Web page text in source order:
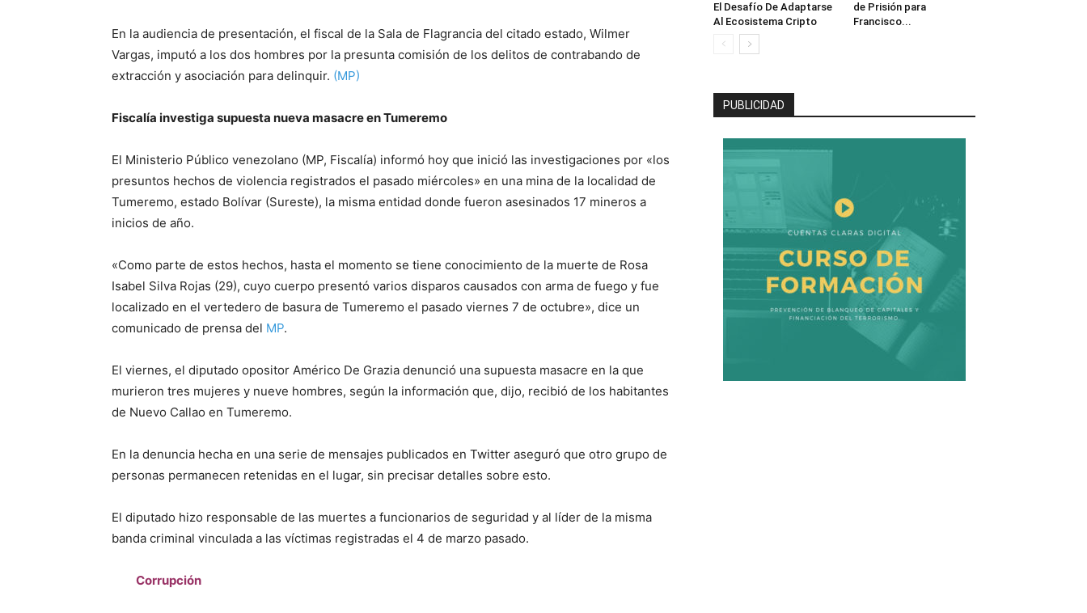
En la audiencia de presentación, el fiscal de la Sala de Flagrancia del citado estado, Wilmer
Vargas, imputó a los dos hombres por la presunta comisión de los delitos de contrabando de
extracción y asociación para delinquir. (MP)
Fiscalía investiga supuesta nueva masacre en Tumeremo
El Ministerio Público venezolano (MP, Fiscalía) informó hoy que inició las investigaciones por «los
presuntos hechos de violencia registrados el pasado miércoles» en una mina de la localidad de
Tumeremo, estado Bolívar (Sureste), la misma entidad donde fueron asesinados 17 mineros a
inicios de año.
«Como parte de estos hechos, hasta el momento se tiene conocimiento de la muerte de Rosa
Isabel Silva Rojas (29), cuyo cuerpo presentó varios disparos causados con arma de fuego y fue
localizado en el vertedero de basura de Tumeremo el pasado viernes 7 de octubre», dice un
comunicado de prensa del MP.
El viernes, el diputado opositor Américo De Grazia denunció una supuesta masacre en la que
murieron tres mujeres y nueve hombres, según la información que, dijo, recibió de los habitantes
de Nuevo Callao en Tumeremo.
En la denuncia hecha en una serie de mensajes publicados en Twitter aseguró que otro grupo de
personas permanecen retenidas en el lugar, sin precisar detalles sobre esto.
El diputado hizo responsable de las muertes a funcionarios de seguridad y al líder de la misma
banda criminal vinculada a las víctimas registradas el 4 de marzo pasado.
Corrupción
El Desafío De Adaptarse
Al Ecosistema Cripto
de Prisión para
Francisco...
PUBLICIDAD